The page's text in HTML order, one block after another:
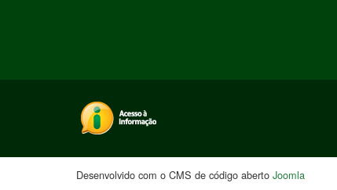
Desenvolvido com o CMS de código aberto Joomla